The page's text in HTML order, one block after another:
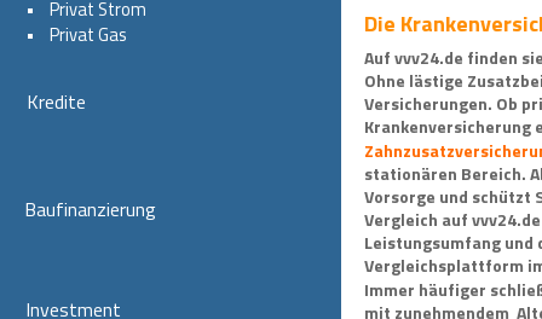
Die
Auf vvv24.de finden
Ohne lästige
Versicherungen. Ob
Krankenversicherung
stationären Bereich.
Vorsorge und schützt
Vergleich auf
Leistungsumfang und
Vergleichsplattform
Immer häufiger
mit zunehmendem
• Privat Strom
• Privat Gas
Kredite
Baufinanzierung
Investment